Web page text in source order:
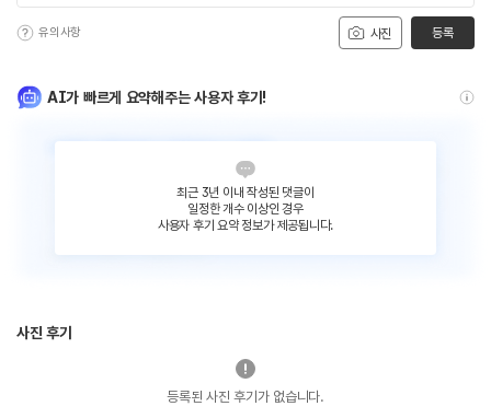
사진
유의사항 등록
AI가 빠르게 요약해주는 사용자 후기!
최근 3년 이내 작성된 댓글이
일정한 개수 이상인 경우
사용자 후기 요약 정보가 제공됩니다.
사진 후기
등록된 사진 후기가 없습니다.